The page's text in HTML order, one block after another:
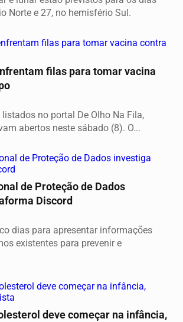
Norte e 27, no hemisfério Sul.
filas para tomar vacina
no portal De Olho Na Fila,
abertos neste sábado (8). O...
de Proteção de Dados
Discord
dias para apresentar informações
existentes para prevenir e
deve começar na infância,